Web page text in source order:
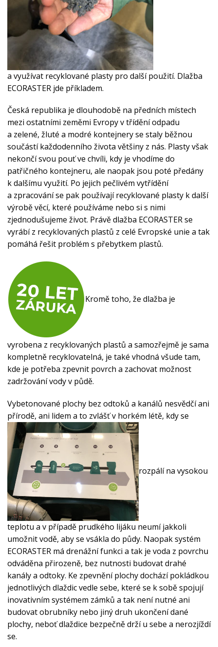
a využívat recyklované plasty pro další použití. Dlažba
ECORASTER jde příkladem.
Česká republika je dlouhodobě na předních místech
mezi ostatními zeměmi Evropy v třídění odpadu
a zelené, žluté a modré kontejnery se staly běžnou
součástí každodenního života většiny z nás. Plasty však
nekončí svou pouť ve chvíli, kdy je vhodíme do
patřičného kontejneru, ale naopak jsou poté předány
k dalšímu využití. Po jejich pečlivém vytřídění
a zpracování se pak používají recyklované plasty k další
výrobě věcí, které používáme nebo si s nimi
zjednodušujeme život. Právědlažba ECORASTERse
vyrábí z recyklovaných plastů z celé Evropské unie a tak
pomáhá řešit problém s přebytkem plastů.
Kromě toho, že dlažba je
vyrobena z recyklovaných plastů a samozřejmě je sama
kompletně recyklovatelná, je také vhodná všude tam,
kde je potřeba zpevnit povrch a zachovat možnost
zadržování vody v půdě.
Vybetonované plochy bez odtoků a kanálů nesvědčí ani
přírodě, ani lidem a to zvlášť v horkém létě, kdy se
rozpálí na vysokou
teplotu a v případě prudkého lijáku neumí jakkoli
umožnit vodě, aby se vsákla do půdy. Naopaksystém
ECORASTER má drenážní funkci a tak je voda z povrchu
odváděna přirozeně, bez nutnosti budovat drahé
kanály a odtoky. Ke zpevnění plochy dochází pokládkou
jednotlivých dlaždic vedle sebe, které se k sobě spojují
inovativním systémem zámků a tak není nutné ani
budovat obrubníky nebo jiný druh ukončení dané
plochy, neboť dlaždice bezpečně drží u sebe a nerozjíždí
se.